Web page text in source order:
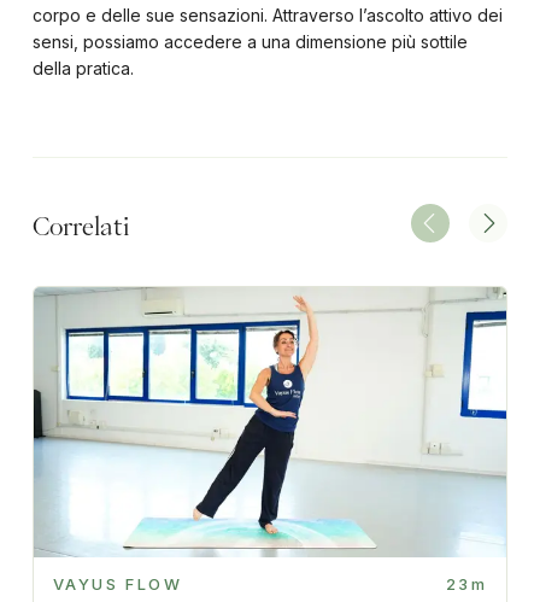
corpo e delle sue sensazioni. Attraverso l’ascolto attivo dei
sensi, possiamo accedere a una dimensione più sottile
della pratica.
Correlati
VAYUS FLOW 23m